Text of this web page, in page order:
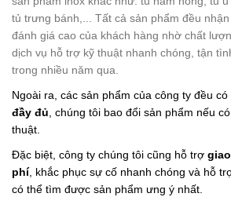
tủ trưng bánh,... Tất cả sản phẩm đều
đánh giá cao của khách hàng nhờ chất
dịch vụ hỗ trợ kỹ thuật nhanh chóng, tận
trong nhiều năm qua.
Ngoài ra, các sản phẩm của công ty đều có
đầy đủ, chúng tôi bao đổi sản phẩm nếu
thuật.
Đặc biệt, công ty chúng tôi cũng hỗ trợ
phí, khắc phục sự cố nhanh chóng và hỗ
có thể tìm được sản phẩm ưng ý nhất.